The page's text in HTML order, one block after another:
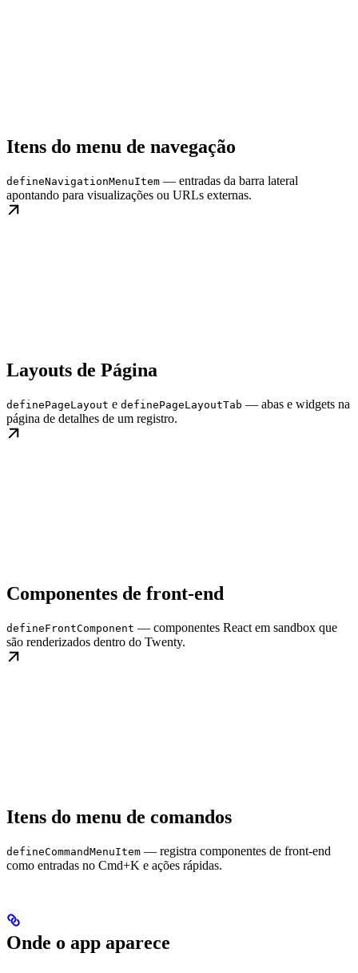
Itens do menu de navegação
defineNavigationMenuItem — entradas da barra lateral
apontando para visualizações ou URLs externas.
Layouts de Página
definePageLayout e definePageLayoutTab — abas e widgets na
página de detalhes de um registro.
Componentes de front-end
defineFrontComponent — componentes React em sandbox que
são renderizados dentro do Twenty.
Itens do menu de comandos
defineCommandMenuItem — registra componentes de front-end
como entradas no Cmd+K e ações rápidas.
Onde o app aparece